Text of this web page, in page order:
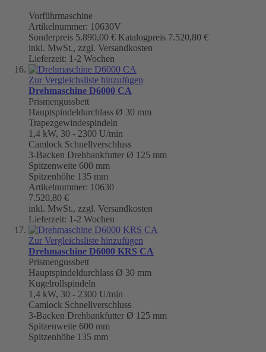
Vorführmaschine
Artikelnummer: 10630V
Sonderpreis 5.890,00 € Katalogpreis 7.520,80 €
inkl. MwSt., zzgl. Versandkosten
Lieferzeit: 1-2 Wochen
Zur Vergleichsliste hinzufügen
Drehmaschine D6000 CA
Prismengussbett
Hauptspindeldurchlass Ø 30 mm
Trapezgewindespindeln
1,4 kW, 30 - 2300 U/min
Camlock Schnellverschluss
3-Backen Drehbankfutter Ø 125 mm
Spitzenweite 600 mm
Spitzenhöhe 135 mm
Artikelnummer: 10630
7.520,80 €
inkl. MwSt., zzgl. Versandkosten
Lieferzeit: 1-2 Wochen
Zur Vergleichsliste hinzufügen
Drehmaschine D6000 KRS CA
Prismengussbett
Hauptspindeldurchlass Ø 30 mm
Kugelrollspindeln
1,4 kW, 30 - 2300 U/min
Camlock Schnellverschluss
3-Backen Drehbankfutter Ø 125 mm
Spitzenweite 600 mm
Spitzenhöhe 135 mm